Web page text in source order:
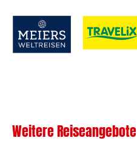
Weitere Reiseangebote